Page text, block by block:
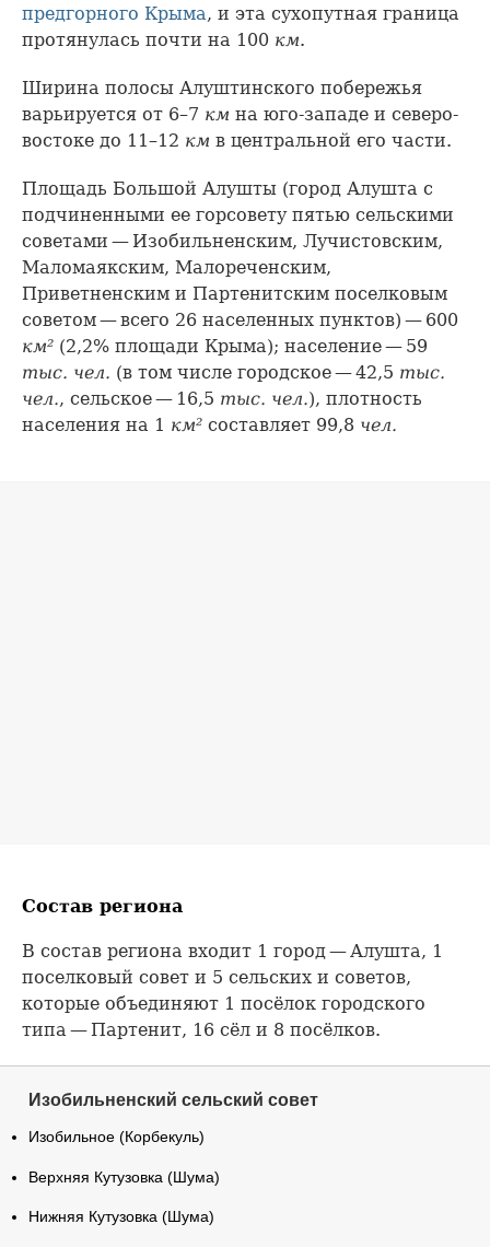
предгорного Крыма, и эта сухопутная граница
протянулась почти на 100 км.
Ширина полосы Алуштинского побережья
варьируется от 6–7 км на юго-западе и северо-
востоке до 11–12 км в центральной его части.
Площадь Большой Алушты (город Алушта с
подчиненными ее горсовету пятью сельскими
советами — Изобильненским, Лучистовским,
Маломаякским, Малореченским,
Приветненским и Партенитским поселковым
советом — всего 26 населенных пунктов) — 600
км² (2,2% площади Крыма); население — 59
тыс. чел. (в том числе городское — 42,5 тыс.
чел., сельское — 16,5 тыс. чел.), плотность
населения на 1 км² составляет 99,8 чел.
Состав региона
В состав региона входит 1 город — Алушта, 1
поселковый совет и 5 сельских и советов,
которые объединяют 1 посёлок городского
типа — Партенит, 16 сёл и 8 посёлков.
Изобильненский сельский совет
Изобильное (Корбекуль)
Верхняя Кутузовка (Шума)
Нижняя Кутузовка (Шума)